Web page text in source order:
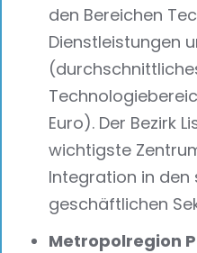
den Bereichen
Dienstleistungen
Euro). Der Bezirk
wichtigste
Integration in
geschäftlichen
Metropolregion